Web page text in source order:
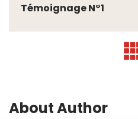
Témoignage N°1
About Author